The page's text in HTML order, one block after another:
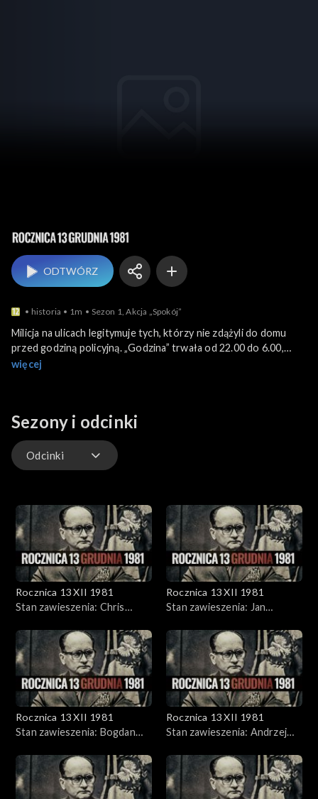
ODTWÓRZ
historia 1m Sezon 1, Akcja „Spokój”
Milicja na ulicach legitymuje tych, którzy nie zdążyli do domu
przed godziną policyjną. „Godzina” trwała od 22.00 do 6.00,
później przesunięto jej poranną granicę do godziny 5.00, ze
więcej
Sezony i odcinki
Odcinki
Rocznica 13 XII 1981
Stan zawieszenia: Chris
Rocznica 13 XII 1981
Stan zawieszenia: Jan
Szczepkowska
Rocznica 13 XII 1981
Stan zawieszenia: Bogdan
Rocznica 13 XII 1981
Stan zawieszenia: Andrzej
Szczepkowska